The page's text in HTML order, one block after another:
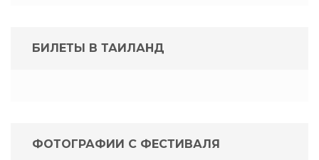
БИЛЕТЫ В ТАИЛАНД
ФОТОГРАФИИ С ФЕСТИВАЛЯ